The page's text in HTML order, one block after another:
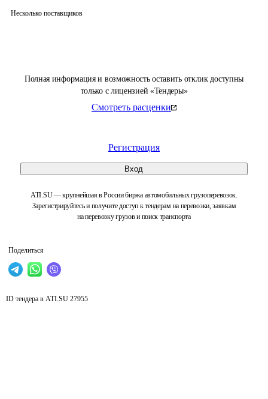
Полная информация и возможность оставить отклик доступны
только с лицензией «Тендеры»
Смотреть расценки
Регистрация
Вход
ATI.SU — крупнейшая в России биржа автомобильных грузоперевозок.
Зарегистрируйтесь и получите доступ к тендерам на перевозки, заявкам
на перевозку грузов и поиск транспорта
Поделиться
Несколько поставщиков
ID тендера в ATI.SU 27955